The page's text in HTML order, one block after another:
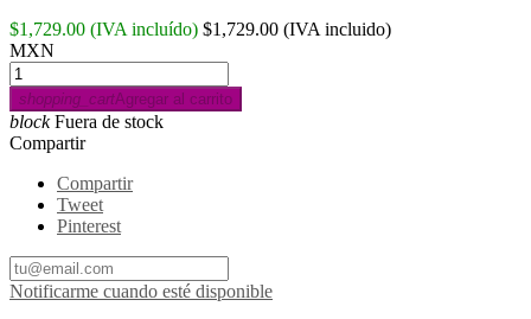
$1,729.00 (IVA incluído) $1,729.00 (IVA incluido)
MXN
shopping_cartAgregar al carrito
blockFuera de stock
Compartir
Compartir
Tweet
Pinterest
Notificarme cuando esté disponible